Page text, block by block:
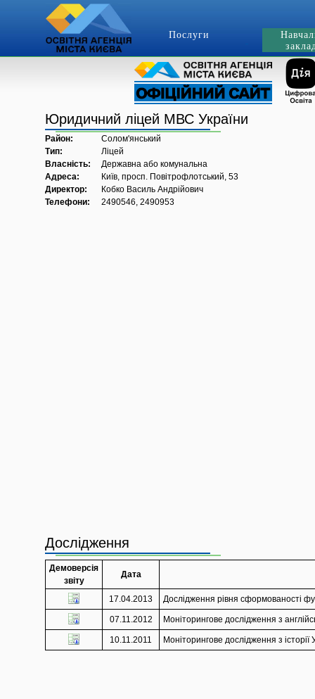
Послуги
Юридичний ліцей МВС України
Район:
Солом'янський
Тип:
Ліцей
Власність:
Державна або комунальна
Адреса:
Київ, просп. Повітрофлотський, 53
Директор:
Кобко Василь Андрійович
Телефони:
2490546, 2490953
Дослідження
Демоверсія
звіту
Дата
17.04.2013 Дослідження рівня сформованості
07.11.2012 Моніторингове дослідження з
10.11.2011 Моніторингове дослідження з історії